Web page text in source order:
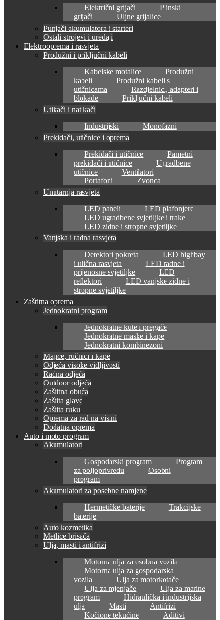
Električni grijači
Plinski
grijači
Uljne grijalice
Punjači akumulatora i starteri
Ostali strojevi i uređaji
Elektrooprema i rasvjeta
Produžni i priključni kabeli
Kabelske motalice
Produžni
kabeli
Produžni kabeli s
utičnicama
Razdjelnici, adapteri i
blokade
Priključni kabeli
Utikači i natikači
Industrijski
Monofazni
Prekidači, utičnice i oprema
Prekidači i utičnice
Pametni
prekidači i utičnice
Ugradbene
utičnice
Ventilatori
Portafoni
Zvonca
Unutarnja rasvjeta
LED paneli
LED plafonjere
LED ugradbene svjetiljke i trake
LED zidne i stropne svjetiljke
Vanjska i radna rasvjeta
Detektori pokreta
LED highbay
i ulična rasvjeta
LED radne i
prijenosne svjetiljke
LED
reflektori
LED vanjske zidne i
stropne svjetiljke
Zaštitna oprema
Jednokratni program
Jednokratne kute i pregače
Jednokratne maske i kape
Jednokratni kombinezoni
Majice, ručnici i kape
Odjeća visoke vidljivosti
Radna odjeća
Outdoor odjeća
Zaštitna obuća
Zaštita glave
Zaštita ruku
Oprema za rad na visini
Dodatna oprema
Auto i moto program
Akumulatori
Gospodarski program
Program
za poljoprivredu
Osobni
program
Akumulatori za posebne namjene
Hermetičke baterije
Trakcijske
baterije
Auto kozmetika
Metlice brisača
Ulja, masti i antifrizi
Motorna ulja za osobna vozila
Motorna ulja za gospodarska
vozila
Ulja za motorkotače
Ulja za mjenjače
Ulja za marine
program
Hidraulička i industrijska
ulja
Masti
Antifrizi
Kočione tekućine
Aditivi